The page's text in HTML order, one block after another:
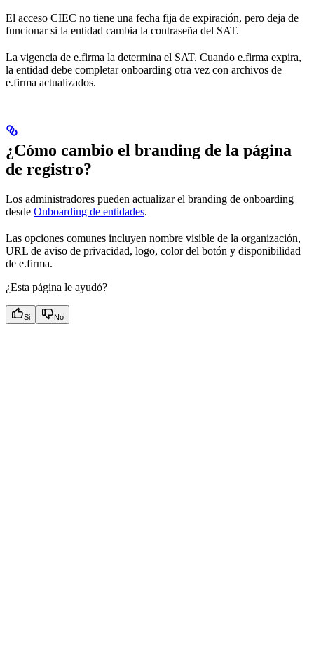
El acceso CIEC no tiene una fecha fija de expiración, pero deja de
funcionar si la entidad cambia la contraseña del SAT.
La vigencia de e.firma la determina el SAT. Cuando e.firma expira,
la entidad debe completar onboarding otra vez con archivos de
e.firma actualizados.
¿Cómo cambio el branding de la página
de registro?
Los administradores pueden actualizar el branding de onboarding
desde Onboarding de entidades.
Las opciones comunes incluyen nombre visible de la organización,
URL de aviso de privacidad, logo, color del botón y disponibilidad
de e.firma.
¿Esta página le ayudó?
Si No